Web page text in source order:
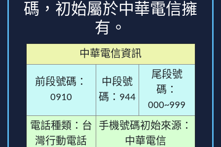
碼，初始屬於中華電信擁
有。
中華電信資訊
前段號碼：
0910
中段號
碼：944
尾段號
碼：
000~999
電話種類：台
灣行動電話
手機號碼初始來源：
中華電信